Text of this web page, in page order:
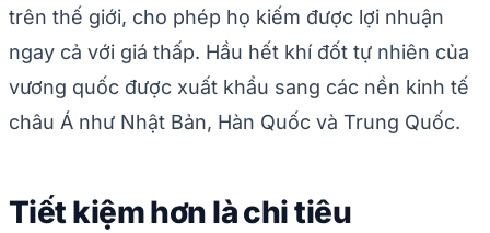
trên thế giới, cho phép họ kiếm được lợi nhuận
ngay cả với giá thấp. Hầu hết khí đốt tự nhiên của
vương quốc được xuất khẩu sang các nền kinh tế
châu Á như Nhật Bản, Hàn Quốc và Trung Quốc.
Tiết kiệm hơn là chi tiêu